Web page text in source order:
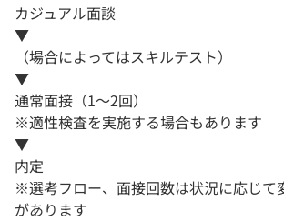
カジュアル面談
▼
（場合によってはスキルテスト）
▼
通常面接（1～2回）
※適性検査を実施する場合もあります
▼
内定
※選考フロー、面接回数は状況に応じて
があります